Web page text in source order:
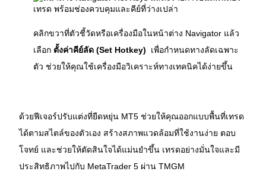
คลิกขวาที่ตัวชี้วัดหรือเครื่องมือในหน้าต่าง Navigator แล้ว
เลือก ตั้งค่าคีย์ลัด (Set Hotkey) เพื่อกำหนดทางลัดเฉพาะ
ตัว ช่วยให้คุณใช้เครื่องมือวิเคราะห์ทางเทคนิคได้ง่ายขึ้น
ด้วยฟีเจอร์ปรับแต่งที่ยืดหยุ่น MT5 ช่วยให้คุณออกแบบพื้นที่เทรด
ได้ตามสไตล์ของตัวเอง สร้างสภาพแวดล้อมที่ใช้งานง่าย ตอบ
โจทย์ และช่วยให้ตัดสินใจได้แม่นยำขึ้น เทรดอย่างมั่นใจและมี
ประสิทธิภาพไปกับ MetaTrader 5 ผ่าน TMGM